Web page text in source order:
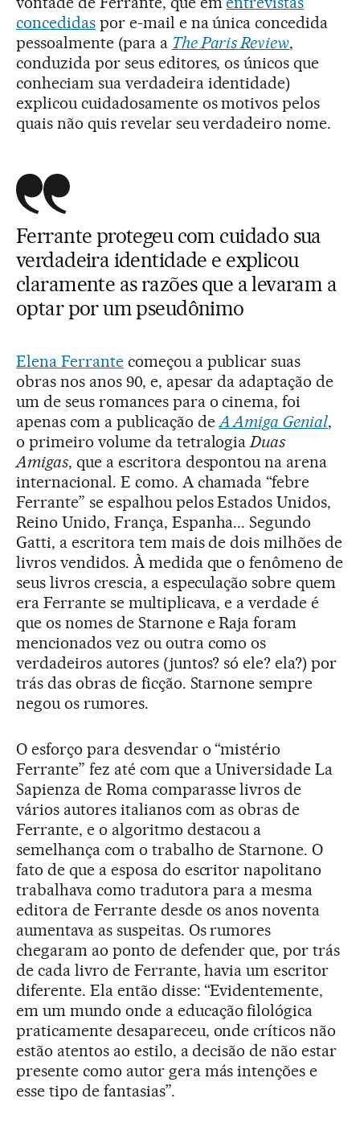
concedidaspor e-mail e na única concedida
pessoalmente (para a The Paris Review,
conduzida por seus editores, os únicos que
conheciam sua verdadeira identidade)
explicou cuidadosamente os motivos pelos
quais não quis revelar seu verdadeiro nome.
Ferrante protegeu com cuidado sua
verdadeira identidade e explicou
claramente as razões que a levaram a
optar por um pseudônimo
Elena Ferrantecomeçou a publicar suas
obras nos anos 90, e, apesar da adaptação de
um de seus romances para o cinema, foi
apenas com a publicação de A Amiga Genial,
o primeiro volume da tetralogia Duas
Amigas, que a escritora despontou na arena
internacional. E como. A chamada “febre
Ferrante” se espalhou pelos Estados Unidos,
Reino Unido, França, Espanha... Segundo
Gatti, a escritora tem mais de dois milhões de
livros vendidos. À medida que o fenômeno de
seus livros crescia, a especulação sobre quem
era Ferrante se multiplicava, e a verdade é
que os nomes de Starnone e Raja foram
mencionados vez ou outra como os
verdadeiros autores (juntos? só ele? ela?) por
trás das obras de ficção. Starnone sempre
negou os rumores.
O esforço para desvendar o “mistério
Ferrante” fez até com que a Universidade La
Sapienza de Roma comparasse livros de
vários autores italianos com as obras de
Ferrante, e o algoritmo destacou a
semelhança com o trabalho de Starnone. O
fato de que a esposa do escritor napolitano
trabalhava como tradutora para a mesma
editora de Ferrante desde os anos noventa
aumentava as suspeitas. Os rumores
chegaram ao ponto de defender que, por trás
de cada livro de Ferrante, havia um escritor
diferente. Ela então disse: “Evidentemente,
em um mundo onde a educação filológica
praticamente desapareceu, onde críticos não
estão atentos ao estilo, a decisão de não estar
presente como autor gera más intenções e
esse tipo de fantasias”.